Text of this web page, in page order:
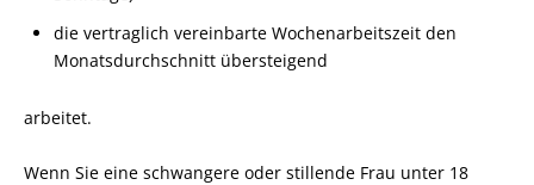
die vertraglich vereinbarte Wochenarbeitszeit den
Monatsdurchschnitt übersteigend
arbeitet.
Wenn Sie eine schwangere oder stillende Frau unter 18